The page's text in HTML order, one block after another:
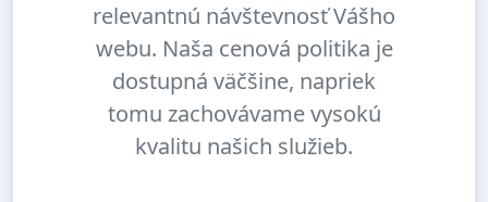
relevantnú návštevnosť Vášho
webu. Naša cenová politika je
dostupná väčšine, napriek
tomu zachovávame vysokú
kvalitu našich služieb.